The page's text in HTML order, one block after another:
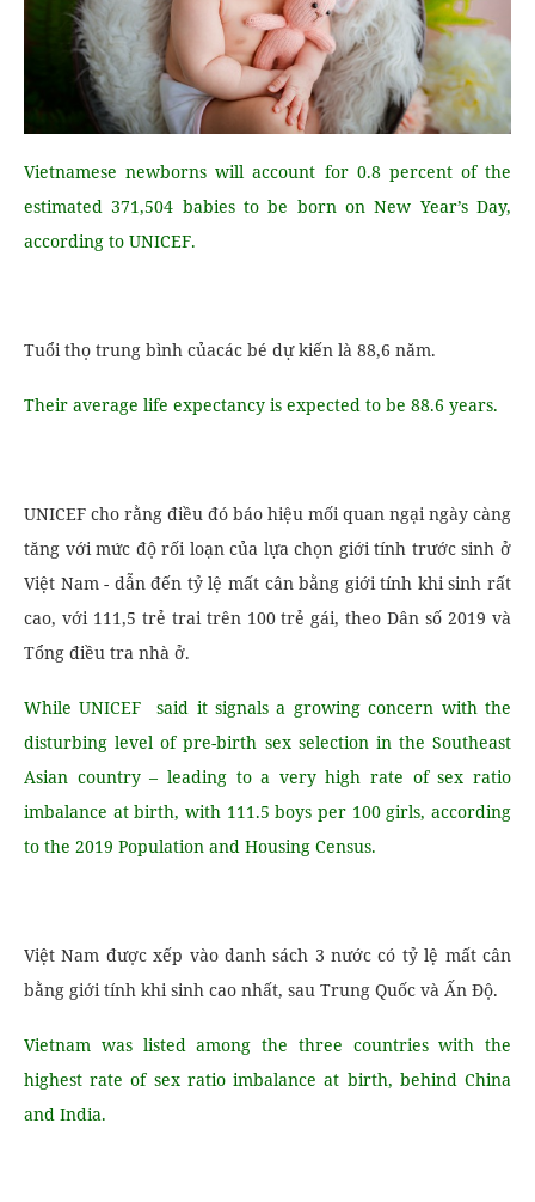
Vietnamese newborns will account for 0.8 percent of the
estimated 371,504 babies to be born on New Year’s Day,
according to UNICEF.
Tuổi thọ trung bình củacác bé dự kiến ​​là 88,6 năm.
Their average life expectancy is expected to be 88.6 years.
UNICEF cho rằng điều đó báo hiệu mối quan ngại ngày càng
tăng với mức độ rối loạn của lựa chọn giới tính trước sinh ở
Việt Nam - dẫn đến tỷ lệ mất cân bằng giới tính khi sinh rất
cao, với 111,5 trẻ trai trên 100 trẻ gái, theo Dân số 2019 và
Tổng điều tra nhà ở.
While UNICEF said it signals a growing concern with the
disturbing level of pre-birth sex selection in the Southeast
Asian country – leading to a very high rate of sex ratio
imbalance at birth, with 111.5 boys per 100 girls, according
to the 2019 Population and Housing Census.
Việt Nam được xếp vào danh sách 3 nước có tỷ lệ mất cân
bằng giới tính khi sinh cao nhất, sau Trung Quốc và Ấn Độ.
Vietnam was listed among the three countries with the
highest rate of sex ratio imbalance at birth, behind China
and India.